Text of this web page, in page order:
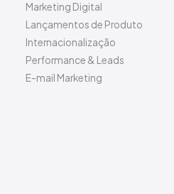
Marketing Digital
Lançamentos de Produto
Internacionalização
Performance & Leads
E-mail Marketing